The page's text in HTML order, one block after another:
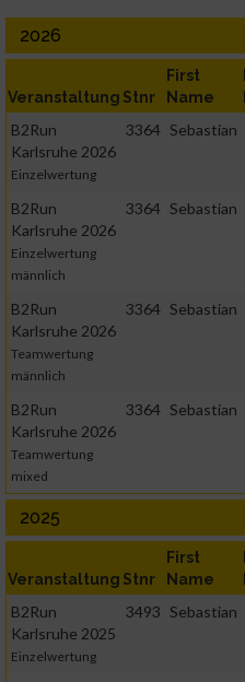
2026
Veranstaltung Stnr
First
Name
B2Run
Karlsruhe 2026
Einzelwertung
3364 Sebastian
B2Run
Karlsruhe 2026
Einzelwertung
männlich
3364 Sebastian
B2Run
Karlsruhe 2026
Teamwertung
männlich
3364 Sebastian
B2Run
Karlsruhe 2026
Teamwertung
mixed
3364 Sebastian
2025
Veranstaltung Stnr
First
Name
B2Run
Karlsruhe 2025
Einzelwertung
3493 Sebastian